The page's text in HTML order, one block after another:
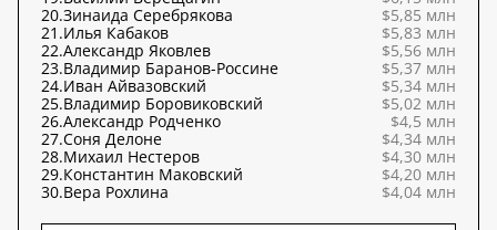
20.Зинаида Серебрякова
$5,85 млн
21.Илья Кабаков
$5,83 млн
22.Александр Яковлев
$5,56 млн
23.Владимир Баранов-Россине
$5,37 млн
24.Иван Айвазовский
$5,34 млн
25.Владимир Боровиковский
$5,02 млн
26.Александр Родченко
$4,5 млн
27.Соня Делоне
$4,34 млн
28.Михаил Нестеров
$4,30 млн
29.Константин Маковский
$4,20 млн
30.Вера Рохлина $4,04 млн